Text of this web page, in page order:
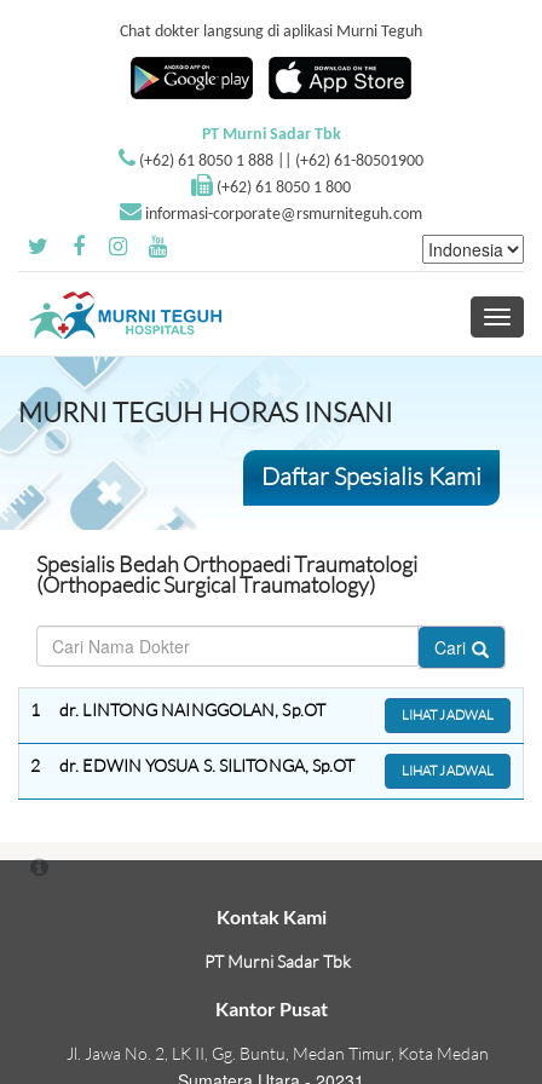
Chat dokter langsung di aplikasi Murni Teguh
PT Murni Sadar Tbk
(+62) 61 8050 1 888 || (+62) 61-80501900
(+62) 61 8050 1 800
informasi-corporate@rsmurniteguh.com
Toggle
MURNI TEGUH HORAS INSANI
Daftar Spesialis Kami
Spesialis Bedah Orthopaedi Traumatologi
(Orthopaedic Surgical Traumatology)
Cari
1 dr. LINTONG NAINGGOLAN, Sp.OT LIHAT JADWAL
2 dr. EDWIN YOSUA S. SILITONGA, Sp.OT LIHAT JADWAL
Kontak Kami
PT Murni Sadar Tbk
Kantor Pusat
Jl. Jawa No. 2, LK II, Gg. Buntu, Medan Timur, Kota Medan